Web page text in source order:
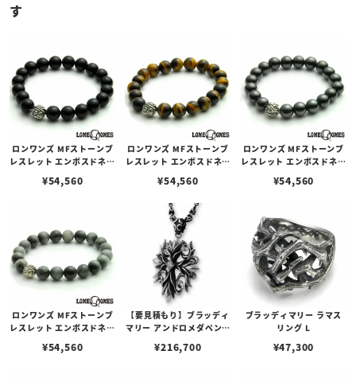
す
ロンワンズ MFストーンブ
レスレット エンボスドネス
m
¥54,560
ロンワンズ MFストーンブ
レスレット エンボスドネス
10mm
¥54,560
ロンワンズ MFストーンブ
レスレット エンボスドネス
mm
¥54,560
ロンワンズ MFストーンブ
レスレット エンボスドネス
10mm
¥54,560
【要見積もり】ブラッディ
マリー アンドロメダペンダ
¥216,700
ブラッディマリー ラマス
リング L
¥47,300